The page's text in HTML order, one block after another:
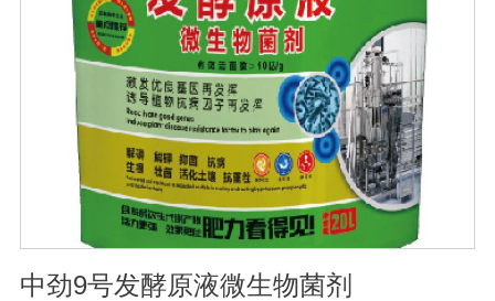
环境友好，对生态没有破坏性，符合我国农业可持续发展
的要求，是生产绿色食品作物的首选产品。
中劲9号发酵原液微生物菌剂